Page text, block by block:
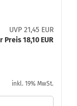
UVP 21,45 EUR
Preis 18,10 EUR
inkl. 19% MwSt.